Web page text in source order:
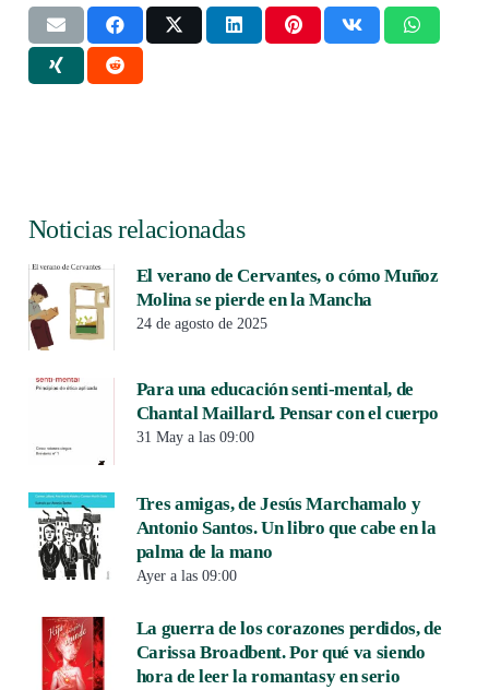
Noticias relacionadas
El verano de Cervantes, o cómo Muñoz
Molina se pierde en la Mancha
24 de agosto de 2025
Para una educación senti-mental, de
Chantal Maillard. Pensar con el cuerpo
31 May a las 09:00
Tres amigas, de Jesús Marchamalo y
Antonio Santos. Un libro que cabe en la
palma de la mano
Ayer a las 09:00
La guerra de los corazones perdidos, de
Carissa Broadbent. Por qué va siendo
hora de leer la romantasy en serio